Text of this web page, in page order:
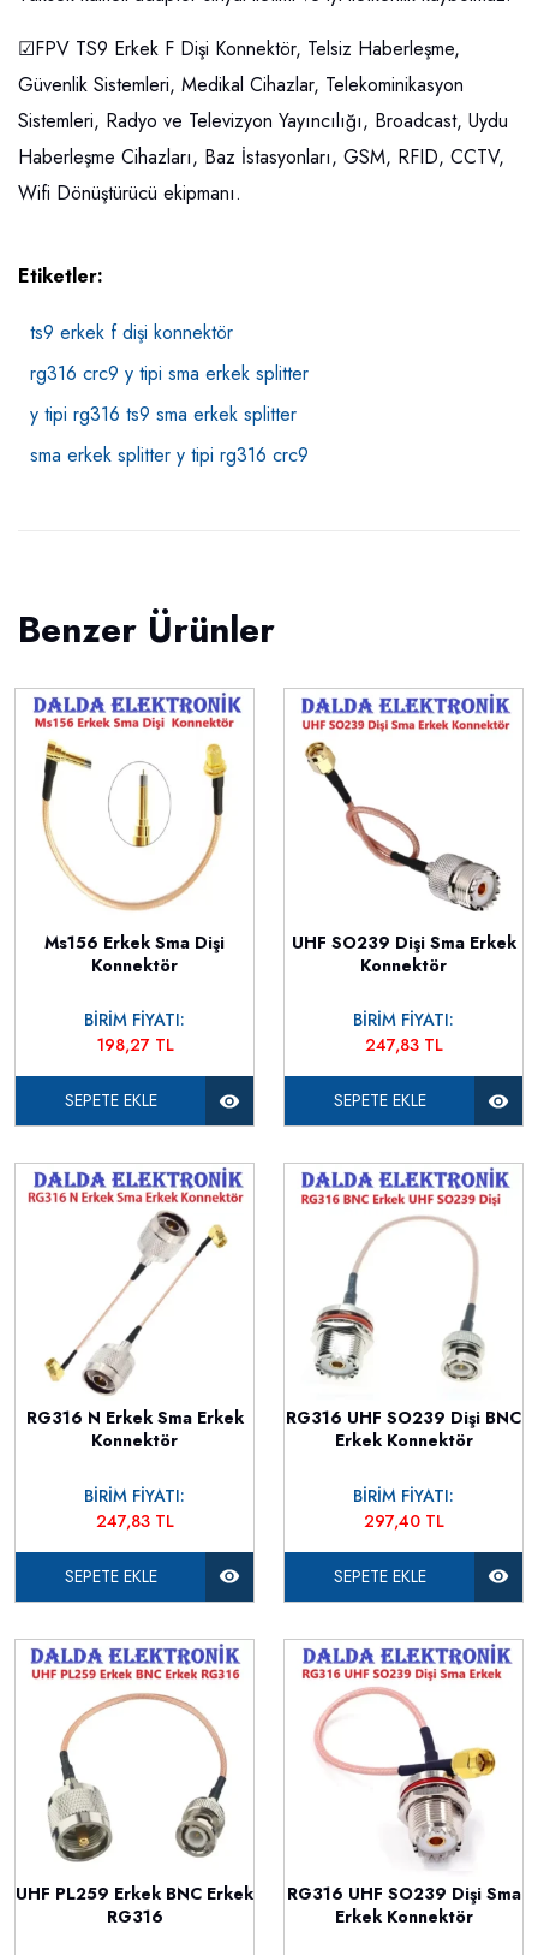
☑FPV TS9 Erkek F Dişi Konnektör, Telsiz Haberleşme,
Güvenlik Sistemleri, Medikal Cihazlar, Telekominikasyon
Sistemleri, Radyo ve Televizyon Yayıncılığı, Broadcast, Uydu
Haberleşme Cihazları, Baz İstasyonları, GSM, RFID, CCTV,
Wifi Dönüştürücü ekipmanı.
Etiketler:
ts9 erkek f dişi konnektör
rg316 crc9 y tipi sma erkek splitter
y tipi rg316 ts9 sma erkek splitter
sma erkek splitter y tipi rg316 crc9
Benzer Ürünler
Ms156 Erkek Sma Dişi
Konnektör
BİRİM FİYATI:
198,27 TL
SEPETE EKLE
UHF SO239 Dişi Sma Erkek
Konnektör
BİRİM FİYATI:
247,83 TL
SEPETE EKLE
RG316 N Erkek Sma Erkek
Konnektör
BİRİM FİYATI:
247,83 TL
SEPETE EKLE
RG316 UHF SO239 Dişi BNC
Erkek Konnektör
BİRİM FİYATI:
297,40 TL
SEPETE EKLE
UHF PL259 Erkek BNC Erkek
RG316
RG316 UHF SO239 Dişi Sma
Erkek Konnektör